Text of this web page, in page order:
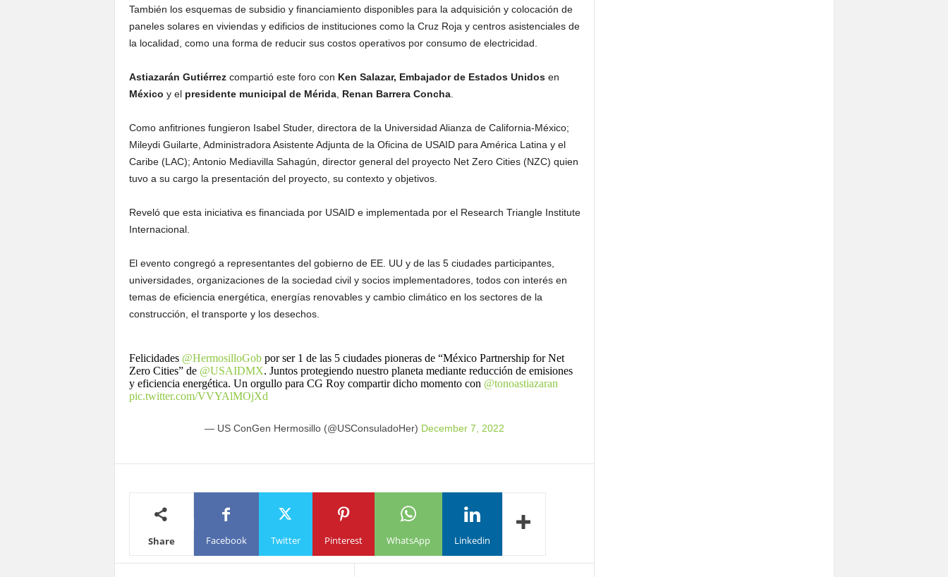
También los esquemas de subsidio y financiamiento disponibles para la adquisición y colocación de
paneles solares en viviendas y edificios de instituciones como la Cruz Roja y centros asistenciales de
la localidad, como una forma de reducir sus costos operativos por consumo de electricidad.
Astiazarán Gutiérrezcompartió este foro con Ken Salazar, Embajador de Estados Unidosen
México y elpresidente municipal de Mérida, Renan Barrera Concha.
Como anfitriones fungieron Isabel Studer, directora de la Universidad Alianza de California-México;
Mileydi Guilarte, Administradora Asistente Adjunta de la Oficina de USAID para América Latina y el
Caribe (LAC); Antonio Mediavilla Sahagún, director general del proyecto Net Zero Cities (NZC) quien
tuvo a su cargo la presentación del proyecto, su contexto y objetivos.
Reveló que esta iniciativa es financiada por USAID e implementada por el Research Triangle Institute
Internacional.
El evento congregó a representantes del gobierno de EE. UU y de las 5 ciudades participantes,
universidades, organizaciones de la sociedad civil y socios implementadores, todos con interés en
temas de eficiencia energética, energías renovables y cambio climático en los sectores de la
construcción, el transporte y los desechos.
Felicidades @HermosilloGobpor ser 1 de las 5 ciudades pioneras de “México Partnership for Net
Zero Cities” de @USAIDMX. Juntos protegiendo nuestro planeta mediante reducción de emisiones
y eficiencia energética. Un orgullo para CG Roy compartir dicho momento con @tonoastiazaran
pic.twitter.com/VVYAlMOjXd
— US ConGen Hermosillo (@USConsuladoHer) December 7, 2022
Share Facebook Twitter Pinterest WhatsApp Linkedin